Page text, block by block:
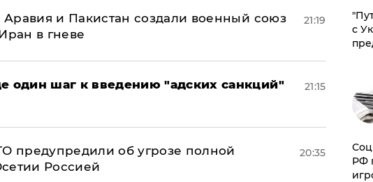
Аравия и Пакистан создали военный союз
в гневе
21:19
один шаг к введению "адских санкций"
21:15
предупредили об угрозе полной
Россией
20:35
с
РФ